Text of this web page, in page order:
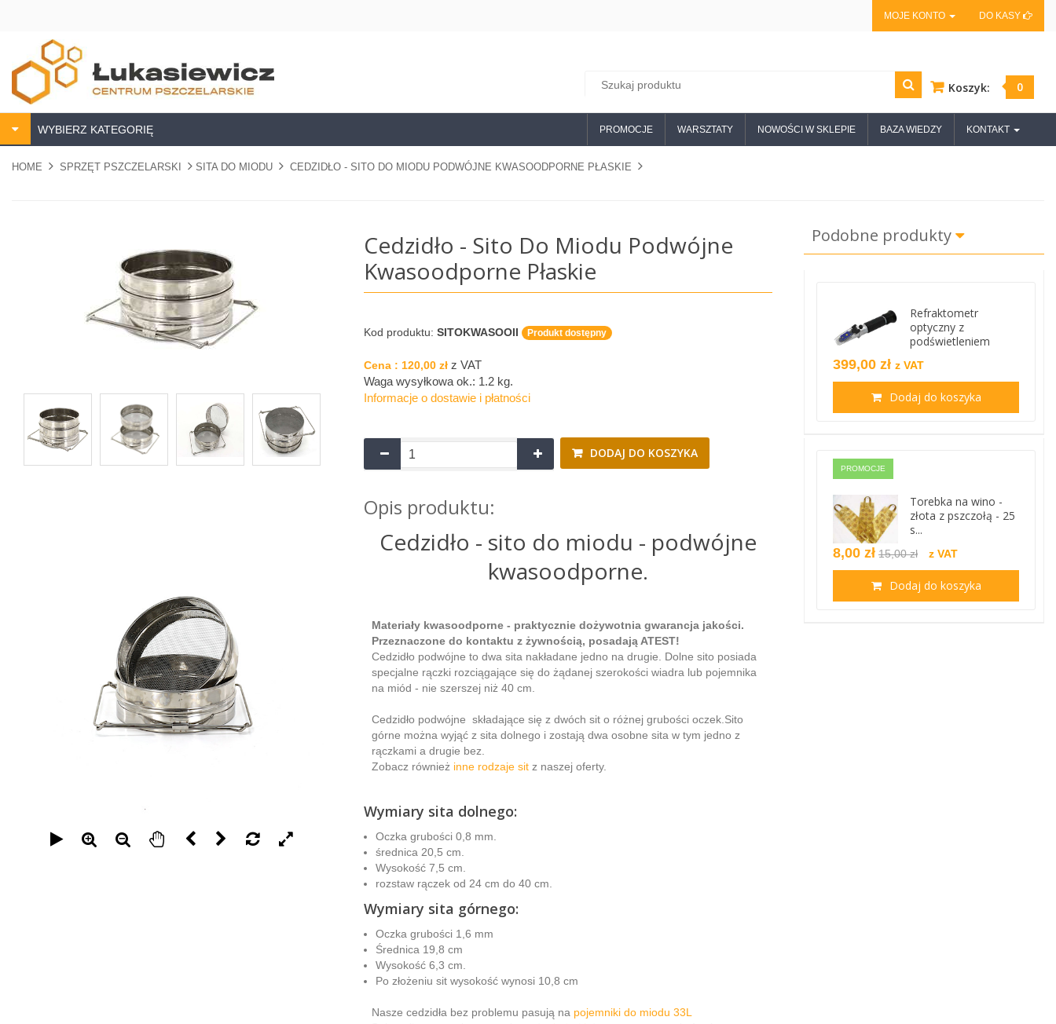
MOJE KONTO DO KASY
Koszyk: 0
PROMOCJE WARSZTATY NOWOŚCI W SKLEPIE BAZA WIEDZY KONTAKT
WYBIERZ KATEGORIĘ
HOME SPRZĘT PSZCZELARSKI SITA DO MIODU CEDZIDŁO - SITO DO MIODU PODWÓJNE KWASOODPORNE PŁASKIE
Cedzidło - Sito Do Miodu Podwójne
Kwasoodporne Płaskie
Kod produktu: SITOKWASOOII Produkt dostępny
Cena : 120,00 zł z VAT
Waga wysyłkowa ok.: 1.2 kg.
Informacje o dostawie i płatności
DODAJ DO KOSZYKA
Opis produktu:
Cedzidło - sito do miodu - podwójne
kwasoodporne.
Materiały kwasoodporne - praktycznie dożywotnia gwarancja jakości.
Przeznaczone do kontaktu z żywnością, posadają ATEST!
Cedzidło podwójne to dwa sita nakładane jedno na drugie. Dolne sito posiada
specjalne rączki rozciągające się do żądanej szerokości wiadra lub pojemnika
na miód - nie szerszej niż 40 cm.
Cedzidło podwójne składające się z dwóch sit o różnej grubości oczek.Sito
górne można wyjąć z sita dolnego i zostają dwa osobne sita w tym jedno z
rączkami a drugie bez.
Zobacz również inne rodzaje sitz naszej oferty.
Wymiary sita dolnego:
Oczka grubości 0,8 mm.
średnica 20,5 cm.
Wysokość 7,5 cm.
rozstaw rączek od 24 cm do 40 cm.
Wymiary sita górnego:
Oczka grubości 1,6 mm
Średnica 19,8 cm
Wysokość 6,3 cm.
Po złożeniu sit wysokość wynosi 10,8 cm
Nasze cedzidła bez problemu pasują na pojemniki do miodu 33L
Podobne produkty
Refraktometr
optyczny z
podświetleniem
399,00 zł z VAT
Dodaj do koszyka
PROMOCJE
Torebka na wino -
złota z pszczołą - 25
s...
8,00 zł 15,00 zł z VAT
Dodaj do koszyka